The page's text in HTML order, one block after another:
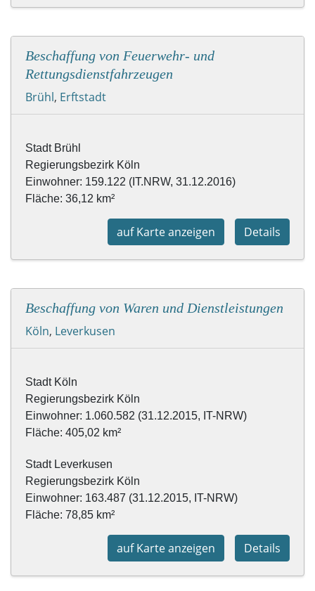
Beschaffung von Feuerwehr- und
Rettungsdienstfahrzeugen
Brühl, Erftstadt
Fläche: 36,12 km²
Details
auf Karte anzeigen
Beschaffung von Waren und Dienstleistungen
Köln, Leverkusen
Stadt Köln
Regierungsbezirk Köln
Einwohner: 1.060.582 (31.12.2015, IT-NRW)
Stadt Leverkusen
Regierungsbezirk Köln
Einwohner: 163.487 (31.12.2015, IT-NRW)
Fläche: 78,85 km²
Details
auf Karte anzeigen